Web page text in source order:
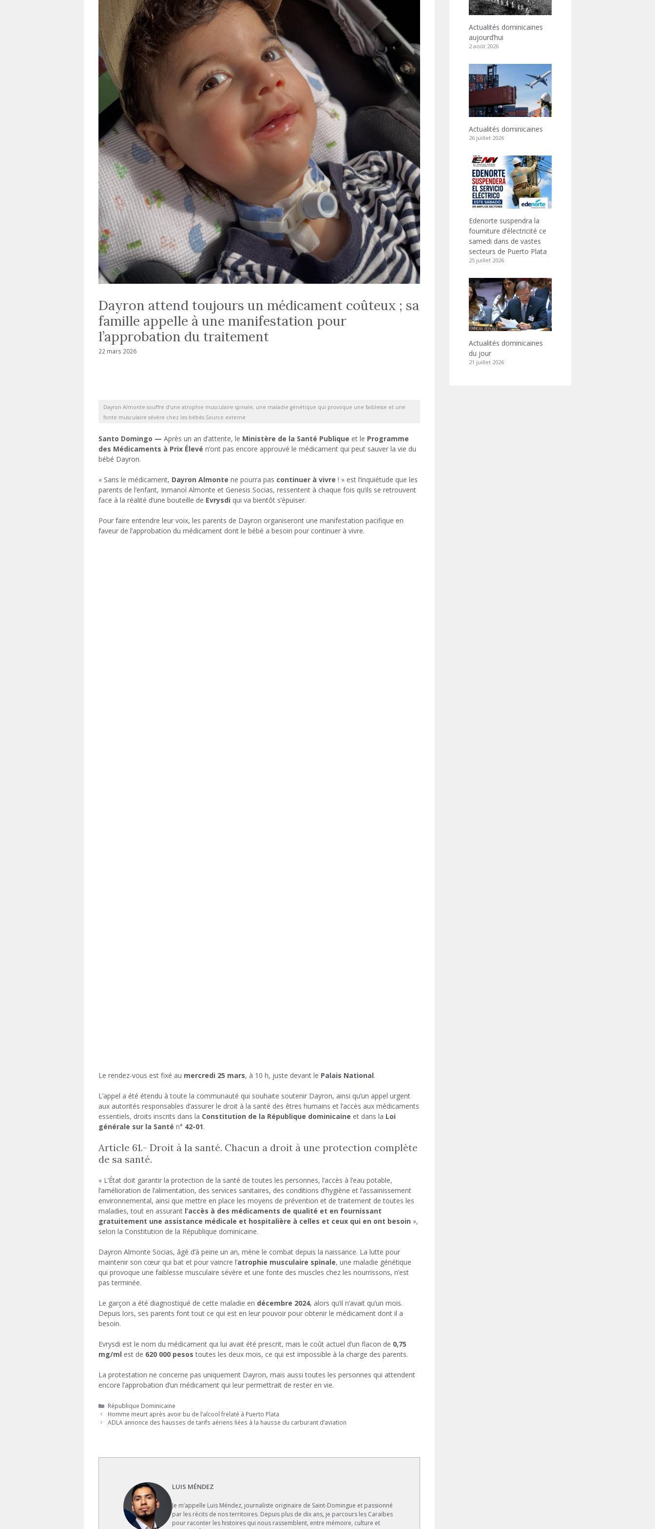
Dayron attend toujours un médicament coûteux ; sa
famille appelle à une manifestation pour
l’approbation du traitement
22 mars 2026
Dayron Almonte souffre d’une atrophie musculaire spinale, une maladie génétique qui provoque une faiblesse et une
fonte musculaire sévère chez les bébés.Source externe
Santo Domingo — Après un an d’attente, le Ministère de la Santé Publique et le Programme
des Médicaments à Prix Élevé n’ont pas encore approuvé le médicament qui peut sauver la vie du
bébé Dayron.
« Sans le médicament, Dayron Almonte ne pourra pas continuer à vivre ! » est l’inquiétude que les
parents de l’enfant, Inmanol Almonte et Genesis Socias, ressentent à chaque fois qu’ils se retrouvent
face à la réalité d’une bouteille de Evrysdi qui va bientôt s’épuiser.
Pour faire entendre leur voix, les parents de Dayron organiseront une manifestation pacifique en
faveur de l’approbation du médicament dont le bébé a besoin pour continuer à vivre.
Le rendez-vous est fixé au mercredi 25 mars, à 10 h, juste devant le Palais National.
L’appel a été étendu à toute la communauté qui souhaite soutenir Dayron, ainsi qu’un appel urgent
aux autorités responsables d’assurer le droit à la santé des êtres humains et l’accès aux médicaments
essentiels, droits inscrits dans la Constitution de la République dominicaine et dans la Loi
générale sur la Santé n° 42-01.
Article 61.- Droit à la santé. Chacun a droit à une protection complète
de sa santé.
« L’État doit garantir la protection de la santé de toutes les personnes, l’accès à l’eau potable,
l’amélioration de l’alimentation, des services sanitaires, des conditions d’hygiène et l’assainissement
environnemental, ainsi que mettre en place les moyens de prévention et de traitement de toutes les
maladies, tout en assurant l’accès à des médicaments de qualité et en fournissant
gratuitement une assistance médicale et hospitalière à celles et ceux qui en ont besoin »,
selon la Constitution de la République dominicaine.
Dayron Almonte Socias, âgé d’à peine un an, mène le combat depuis la naissance. La lutte pour
maintenir son cœur qui bat et pour vaincre l’atrophie musculaire spinale, une maladie génétique
qui provoque une faiblesse musculaire sévère et une fonte des muscles chez les nourrissons, n’est
pas terminée.
Le garçon a été diagnostiqué de cette maladie en décembre 2024, alors qu’il n’avait qu’un mois.
Depuis lors, ses parents font tout ce qui est en leur pouvoir pour obtenir le médicament dont il a
besoin.
Evrysdi est le nom du médicament qui lui avait été prescrit, mais le coût actuel d’un flacon de 0,75
mg/ml est de 620 000 pesos toutes les deux mois, ce qui est impossible à la charge des parents.
La protestation ne concerne pas uniquement Dayron, mais aussi toutes les personnes qui attendent
encore l’approbation d’un médicament qui leur permettrait de rester en vie.
Catégories
République Dominicaine
Homme meurt après avoir bu de l’alcool frelaté à Puerto Plata
ADLA annonce des hausses de tarifs aériens liées à la hausse du carburant d’aviation
LUIS MÉNDEZ
Je m’appelle Luis Méndez, journaliste originaire de Saint-Domingue et passionné
par les récits de nos territoires. Depuis plus de dix ans, je parcours les Caraïbes
pour raconter les histoires qui nous rassemblent, entre mémoire, culture et
Actualités dominicaines
aujourd’hui
2 août 2026
Actualités dominicaines
26 juillet 2026
Edenorte suspendra la
fourniture d’électricité ce
samedi dans de vastes
secteurs de Puerto Plata
25 juillet 2026
Actualités dominicaines
du jour
21 juillet 2026